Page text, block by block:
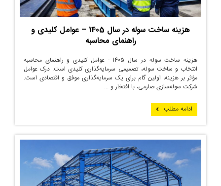
هزینه ساخت سوله در سال 1405 – عوامل کلیدی و
راهنمای محاسبه
هزینه ساخت سوله در سال 1405 - عوامل کلیدی و راهنمای محاسبه
انتخاب و ساخت سوله، تصمیمی سرمایه‌گذاری کلیدی است. درک عوامل
مؤثر بر هزینه، اولین گام برای یک سرمایه‌گذاری موفق و اقتصادی است.
شرکت سوله‌سازی صارمی، با افتخار و ...
ادامه مطلب